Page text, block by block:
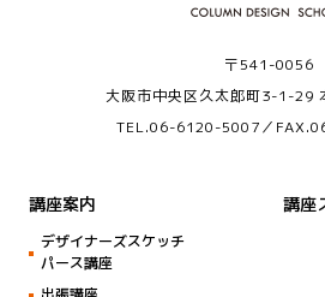
〒541-0056
大阪市中央区久太郎町3-1-29
TEL.06-6120-5007／
講座案内
デザイナーズスケッチ
パース講座
講座